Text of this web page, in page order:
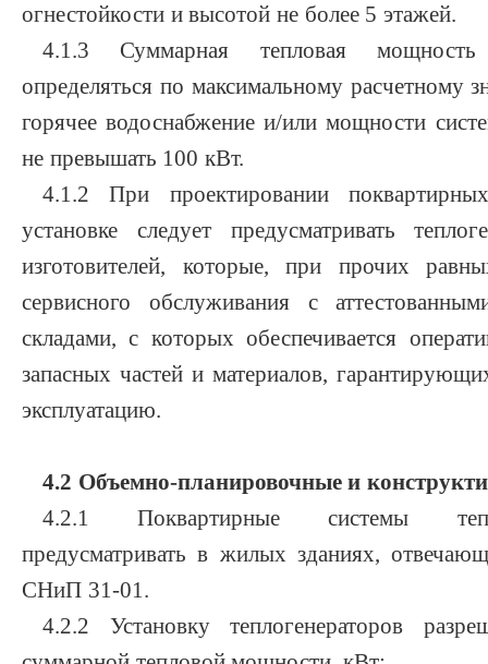
огнестойкости и высотой не более 5 этажей.
4.1.3 Суммарная тепловая мощность
определяться по максимальному расчетному
горячее водоснабжение и/или мощности
не превышать 100 кВт.
4.1.2 При проектировании
установке следует предусматривать
изготовителей, которые, при прочих
сервисного обслуживания с
складами, с которых обеспечивается
запасных частей и материалов,
эксплуатацию.
4.2 Объемно-планировочные и
4.2.1 Поквартирные системы
предусматривать в жилых зданиях,
СНиП 31-01.
4.2.2 Установку теплогенераторов